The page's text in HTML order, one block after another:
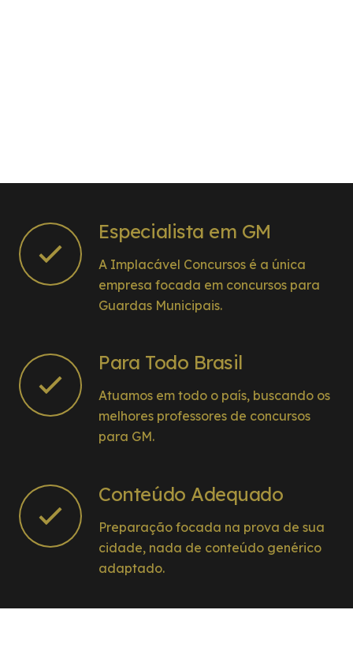
Especialista em GM
A Implacável Concursos é a única
empresa focada em concursos para
Guardas Municipais.
Para Todo Brasil
Atuamos em todo o país, buscando os
melhores professores de concursos
para GM.
Conteúdo Adequado
Preparação focada na prova de sua
cidade, nada de conteúdo genérico
adaptado.